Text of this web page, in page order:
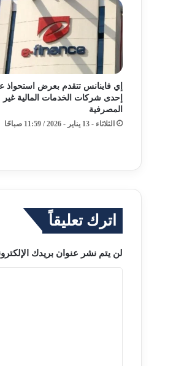
إي فاينانس تتقدم بعرض استحواذ
إحدى شركات الخدمات المالية غير
المصرفية
الثلاثاء - 13 يناير - 2026 / 11:59 صباحًا
اترك تعليقاً
لن يتم نشر عنوان بريدك